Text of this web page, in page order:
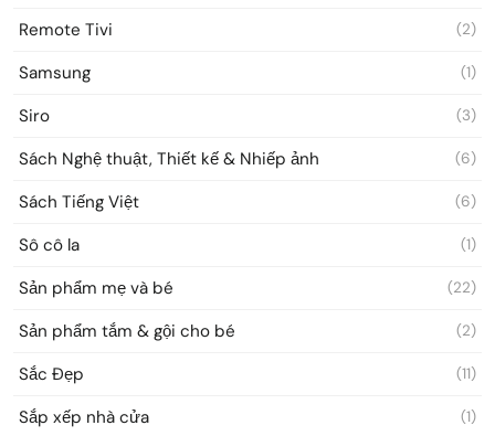
Remote Tivi (2)
Samsung (1)
Siro (3)
Sách Nghệ thuật, Thiết kế & Nhiếp ảnh (6)
Sách Tiếng Việt (6)
Sô cô la (1)
Sản phẩm mẹ và bé (22)
Sản phẩm tắm & gội cho bé (2)
Sắc Đẹp (11)
Sắp xếp nhà cửa (1)